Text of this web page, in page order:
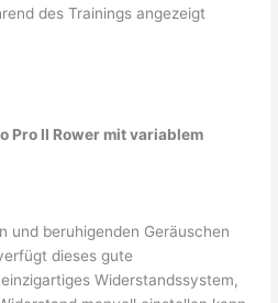
des Trainings angezeigt
Pro II Rower mit variablem
und beruhigenden Geräuschen
dieses gute
Widerstandssystem,